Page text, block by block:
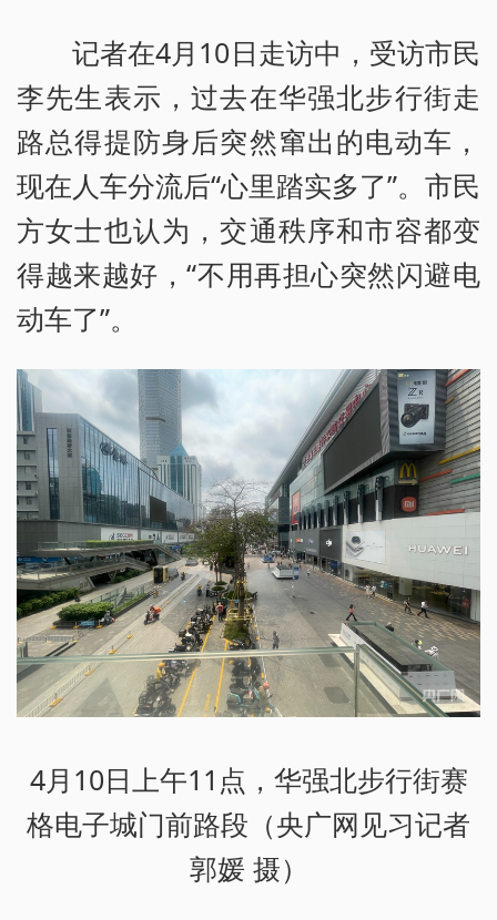
记者在4月10日走访中，受访市民
李先生表示，过去在华强北步行街走
路总得提防身后突然窜出的电动车，
现在人车分流后“心里踏实多了”。市民
方女士也认为，交通秩序和市容都变
得越来越好，“不用再担心突然闪避电
动车了”。
4月10日上午11点，华强北步行街赛
格电子城门前路段（央广网见习记者
郭媛 摄）